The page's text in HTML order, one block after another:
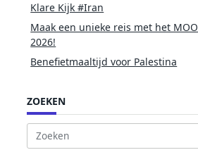
Klare Kijk #Iran
Maak een unieke reis met het
2026!
Benefietmaaltijd voor Palestina
ZOEKEN
Zoek